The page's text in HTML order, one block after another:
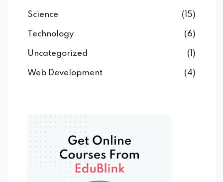
Science (15)
Technology (6)
Uncategorized (1)
Web Development (4)